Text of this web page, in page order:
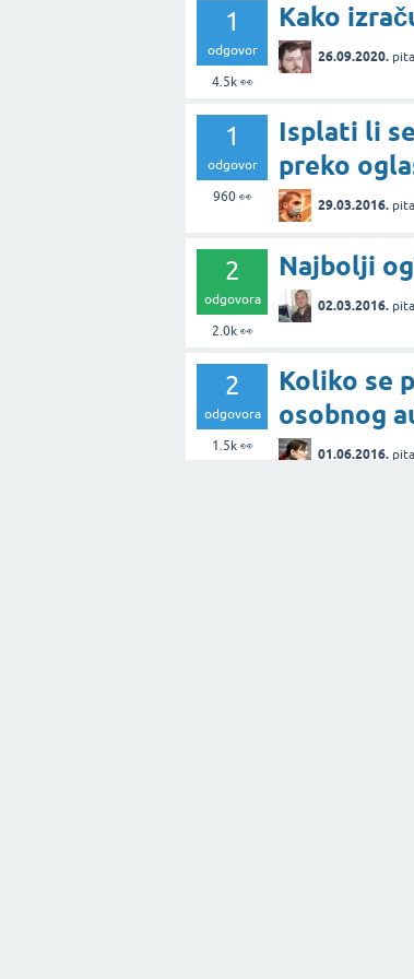
1
odgovor
4.5k👀
Kako
26.09.2020.
1
odgovor
960👀
Isplati li
preko
29.03.2016.
2
odgovora
2.0k👀
Najbolji
02.03.2016.
2
odgovora
1.5k👀
Koliko se
osobnog
01.06.2016.